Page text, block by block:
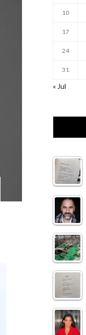
10
17
24
31
« Jul